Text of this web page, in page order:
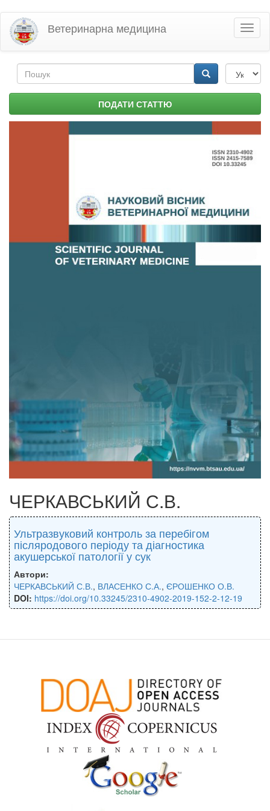
Перейти
основного
матеріалу
Ветеринарна медицина
Пошукова
форма ПОДАТИ СТАТТЮ
ЧЕРКАВСЬКИЙ С.В.
Ультразвуковий контроль за перебігом
післяродового періоду та діагностика
акушерської патології у сук
Автори:
ЧЕРКАВСЬКИЙ С.В., ВЛАСЕНКО С.А., ЄРОШЕНКО О.В.
DOI: https://doi.org/10.33245/2310-4902-2019-152-2-12-19